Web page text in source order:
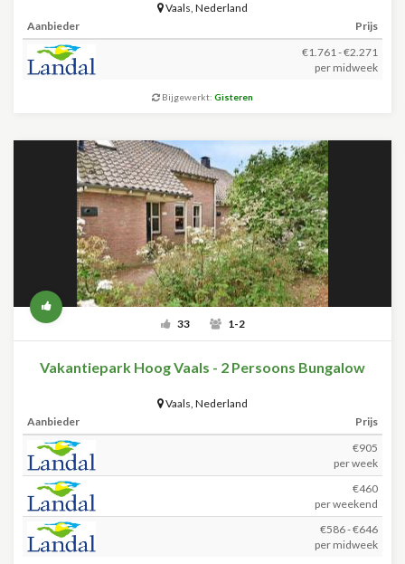
Vaals, Nederland
Aanbieder
Prijs
€1.761 - €2.271
per midweek
Bijgewerkt: Gisteren
33 1-2
Vakantiepark Hoog Vaals - 2 Persoons Bungalow
Vaals, Nederland
Aanbieder
Prijs
€905
per week
€460
per weekend
€586 - €646
per midweek